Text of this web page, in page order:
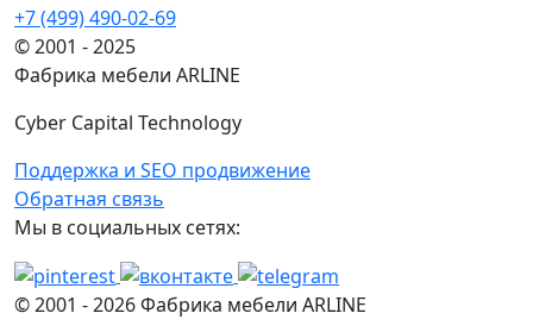
+7 (499) 490-02-69
© 2001 - 2025
Фабрика мебели ARLINE
Cyber Capital Technology
Поддержка и SEO продвижение
Обратная связь
Мы в социальных сетях:
© 2001 -2026Фабрика мебели ARLINE